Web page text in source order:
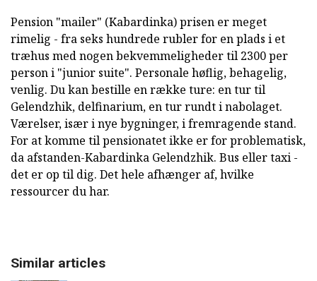
Pension "mailer" (Kabardinka) prisen er meget
rimelig - fra seks hundrede rubler for en plads i et
træhus med nogen bekvemmeligheder til 2300 per
person i "junior suite". Personale høflig, behagelig,
venlig. Du kan bestille en række ture: en tur til
Gelendzhik, delfinarium, en tur rundt i nabolaget.
Værelser, især i nye bygninger, i fremragende stand.
For at komme til pensionatet ikke er for problematisk,
da afstanden-Kabardinka Gelendzhik. Bus eller taxi -
det er op til dig. Det hele afhænger af, hvilke
ressourcer du har.
Similar articles